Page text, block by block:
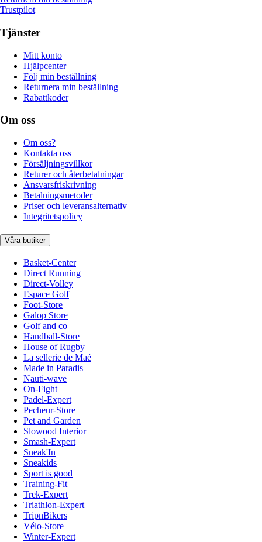
Trustpilot
Tjänster
Mitt konto
Hjälpcenter
Följ min beställning
Returnera min beställning
Rabattkoder
Om oss
Om oss?
Kontakta oss
Försäljningsvillkor
Returer och återbetalningar
Ansvarsfriskrivning
Betalningsmetoder
Priser och leveransalternativ
Integritetspolicy
Våra butiker
Basket-Center
Direct Running
Direct-Volley
Espace Golf
Foot-Store
Galop Store
Golf and co
Handball-Store
House of Rugby
La sellerie de Maé
Made in Paradis
Nauti-wave
On-Fight
Padel-Expert
Pecheur-Store
Pet and Garden
Slowood Interior
Smash-Expert
Sneak'In
Sneakids
Sport is good
Training-Fit
Trek-Expert
Triathlon-Expert
TripnBikers
Vélo-Store
Winter-Expert